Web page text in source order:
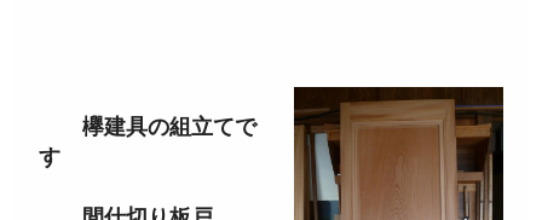
欅建具の組立てで
す